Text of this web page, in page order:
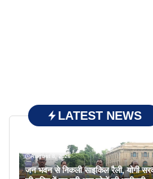
LATEST NEWS
August 8, 2026
जन भवन से निकली साइकिल रैली, योगी